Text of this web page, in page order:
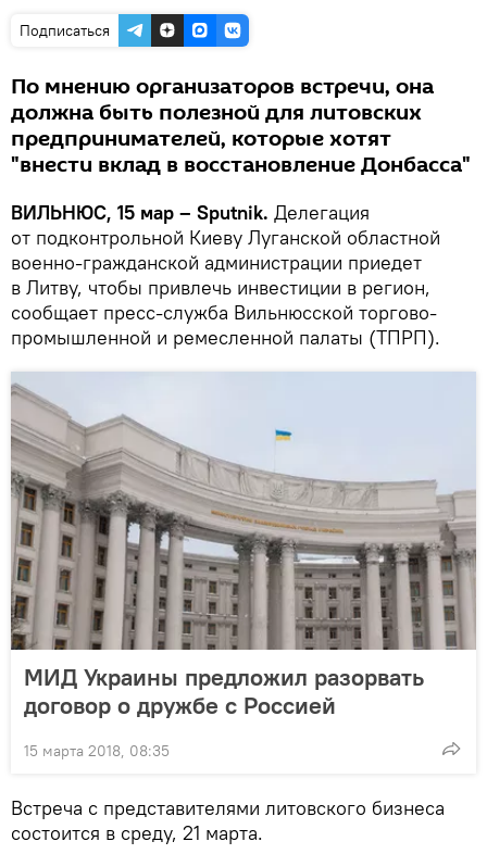
Подписаться
По мнению организаторов встречи, она
должна быть полезной для литовских
предпринимателей, которые хотят
"внести вклад в восстановление Донбасса"
ВИЛЬНЮС, 15 мар – Sputnik. Делегация
от подконтрольной Киеву Луганской областной
военно-гражданской администрации приедет
в Литву, чтобы привлечь инвестиции в регион,
сообщает пресс-служба Вильнюсской торгово-
промышленной и ремесленной палаты (ТПРП).
МИД Украины предложил разорвать
договор о дружбе с Россией
15 марта 2018, 08:35
Встреча с представителями литовского бизнеса
состоится в среду, 21 марта.